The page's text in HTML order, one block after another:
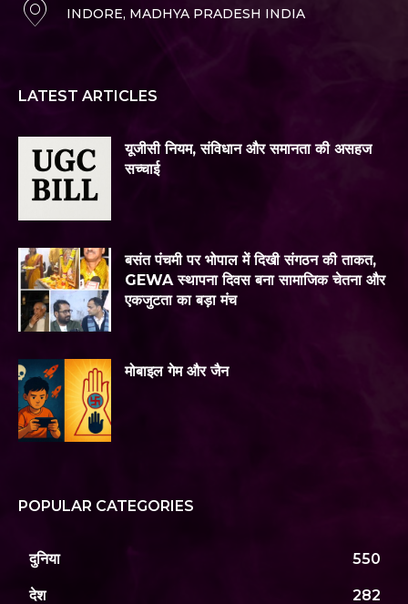
INDORE, MADHYA PRADESH INDIA
LATEST ARTICLES
यूजीसी नियम, संविधान और समानता की असहज
सच्चाई
बसंत पंचमी पर भोपाल में दिखी संगठन की ताकत,
GEWA स्थापना दिवस बना सामाजिक चेतना और
एकजुटता का बड़ा मंच
मोबाइल गेम और जैन
POPULAR CATEGORIES
दुनिया 550
देश 282